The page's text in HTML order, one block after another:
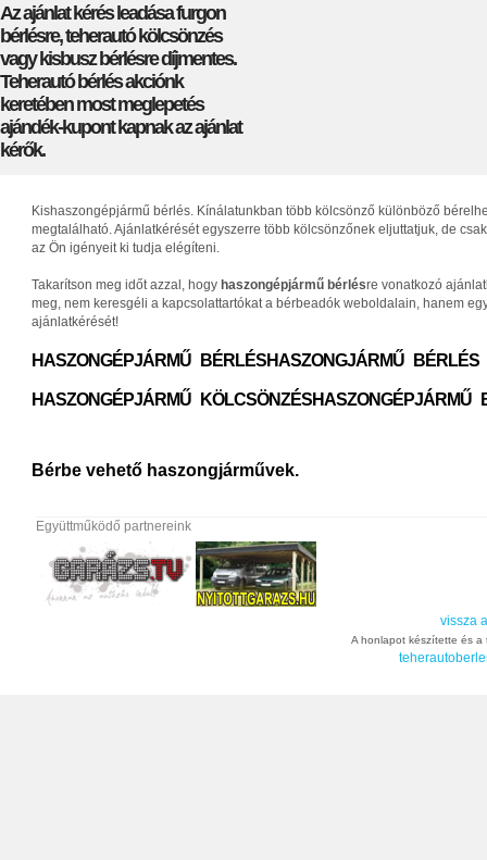
Az ajánlat kérés leadása furgon
bérlésre, teherautó kölcsönzés
vagy kisbusz bérlésre díjmentes.
Teherautó bérlés akciónk
keretében most meglepetés
ajándék-kupont kapnak az ajánlat
kérők.
Kishaszongépjármű bérlés. Kínálatunkban több kölcsönző különböző
megtalálható. Ajánlatkérését egyszerre több kölcsönzőnek eljuttatjuk, de
az Ön igényeit ki tudja elégíteni.
Takarítson meg időt azzal, hogy haszongépjármű bérlésre vonatkozó
meg, nem keresgéli a kapcsolattartókat a bérbeadók weboldalain, hanem
ajánlatkérését!
HASZONGÉPJÁRMŰ BÉRLÉSHASZONGJÁRMŰ BÉRLÉS
HASZONGÉPJÁRMŰ KÖLCSÖNZÉSHASZONGÉPJÁRMŰ
Bérbe vehető haszongjárművek.
Együttműködő partnereink
vissza
A honlapot készítette és